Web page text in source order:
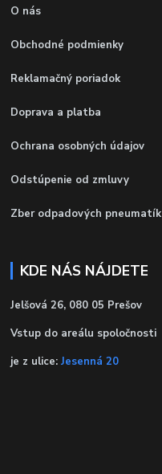
O nás
Obchodné podmienky
Reklamačný poriadok
Doprava a platba
Ochrana osobných údajov
Odstúpenie od zmluvy
Zber odpadových pneumatík
KDE NÁS NÁJDETE
Jelšová 26, 080 05 Prešov
Vstup do areálu spoločnosti
je z ulice: Jesenná 20